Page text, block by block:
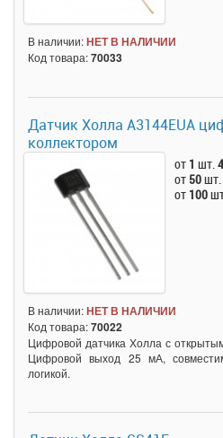
В наличии:НЕТ В НАЛИЧИИ
Код товара:70033
Датчик Холла A3144EUA
коллектором
от 1 шт.
от 50
от 100
В наличии:НЕТ В НАЛИЧИИ
Код товара:70022
Цифровой датчика Холла с
Цифровой выход 25 мА,
логикой.